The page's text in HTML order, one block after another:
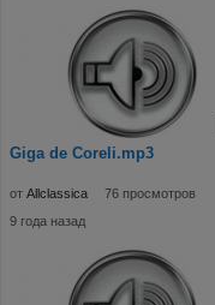
Giga de Coreli.mp3
от Allclassica
76 просмотров
9 года назад